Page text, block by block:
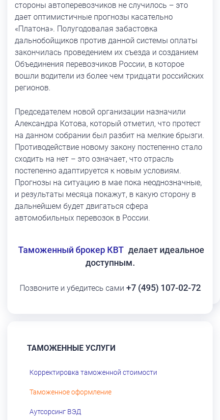
стороны автоперевозчиков не случилось – это
дает оптимистичные прогнозы касательно
«Платона». Полугодовалая забастовка
дальнобойщиков против данной системы оплаты
закончилась проведением их съезда и созданием
Объединения перевозчиков России, в которое
вошли водители из более чем тридцати российских
регионов.
Председателем новой организации назначили
Александра Котова, который отметил, что протест
на данном собрании был разбит на мелкие брызги.
Противодействие новому закону постепенно стало
сходить на нет – это означает, что отрасль
постепенно адаптируется к новым условиям.
Прогнозы на ситуацию в мае пока неоднозначные,
и результаты месяца покажут, в какую сторону в
дальнейшем будет двигаться сфера
автомобильных перевозок в России.
Таможенный брокер КВТ делает идеальное
доступным.
Позвоните и убедитесь сами +7 (495) 107-02-72
ТАМОЖЕННЫЕ УСЛУГИ
Корректировка таможенной стоимости
Таможенное оформление
Аутсорсинг ВЭД